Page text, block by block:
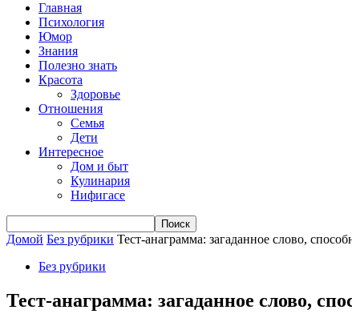
Главная
Психология
Юмор
Знания
Полезно знать
Красота
Здоровье
Отношения
Семья
Дети
Интересное
Дом и быт
Кулинария
Нифигасе
Домой Без рубрики Тест-анаграмма: загаданное слово,
Без рубрики
Тест-анаграмма: загаданное слово,